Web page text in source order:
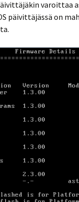
varoittaa
päivittäjässä on